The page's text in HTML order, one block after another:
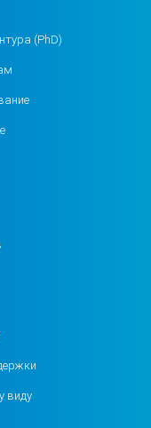
(PhD)
виду